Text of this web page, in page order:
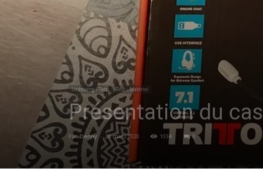
Unboxing - Test Test - Matériel
Présentation du
Par Denny - 28 mars 2020 1034 0